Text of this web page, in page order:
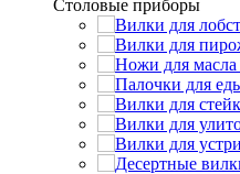
Cтоловые приборы